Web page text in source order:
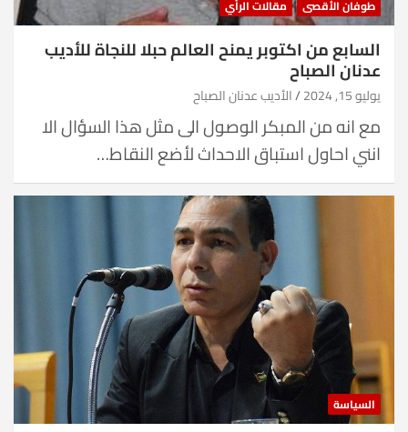
طوفان الأقصى مقالات الرأي
السابع من اكتوبر يمنح العالم حبلا للنجاة للأديب
عدنان الصباح
يوليو 15, 2024 الأديب عدنان الصباح
مع انه من المبكر الوصول الى مثل هذا السؤال الا
انني احاول استباق الاحداث لأضع النقاط…
السياسة